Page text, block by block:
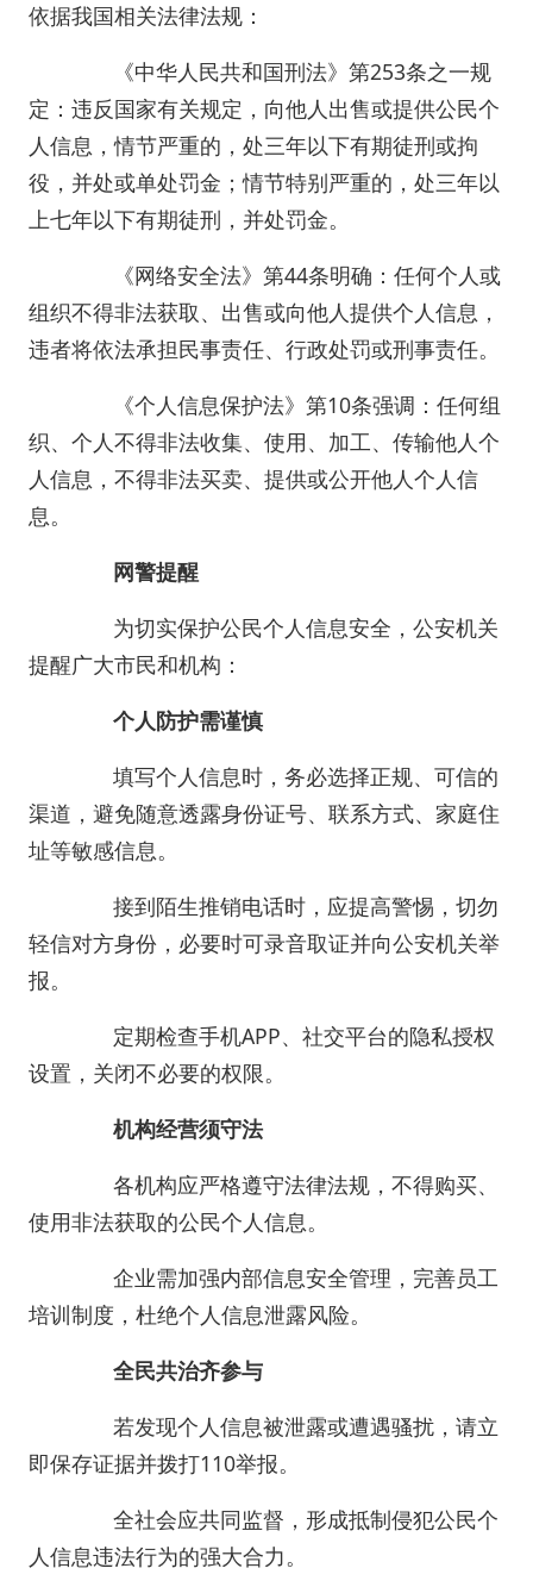
依据我国相关法律法规：
《中华人民共和国刑法》第253条之一规
定：违反国家有关规定，向他人出售或提供公民个
人信息，情节严重的，处三年以下有期徒刑或拘
役，并处或单处罚金；情节特别严重的，处三年以
上七年以下有期徒刑，并处罚金。
《网络安全法》第44条明确：任何个人或
组织不得非法获取、出售或向他人提供个人信息，
违者将依法承担民事责任、行政处罚或刑事责任。
《个人信息保护法》第10条强调：任何组
织、个人不得非法收集、使用、加工、传输他人个
人信息，不得非法买卖、提供或公开他人个人信
息。
网警提醒
为切实保护公民个人信息安全，公安机关
提醒广大市民和机构：
个人防护需谨慎
填写个人信息时，务必选择正规、可信的
渠道，避免随意透露身份证号、联系方式、家庭住
址等敏感信息。
接到陌生推销电话时，应提高警惕，切勿
轻信对方身份，必要时可录音取证并向公安机关举
报。
定期检查手机APP、社交平台的隐私授权
设置，关闭不必要的权限。
机构经营须守法
各机构应严格遵守法律法规，不得购买、
使用非法获取的公民个人信息。
企业需加强内部信息安全管理，完善员工
培训制度，杜绝个人信息泄露风险。
全民共治齐参与
若发现个人信息被泄露或遭遇骚扰，请立
即保存证据并拨打110举报。
全社会应共同监督，形成抵制侵犯公民个
人信息违法行为的强大合力。